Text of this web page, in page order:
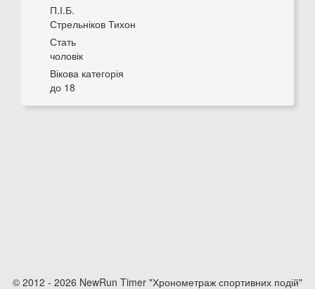
П.І.Б.
Стрельніков Тихон
Стать
чоловік
Вікова категорія
до 18
© 2012 - 2026 NewRun Timer "Хронометраж спортивних подій"